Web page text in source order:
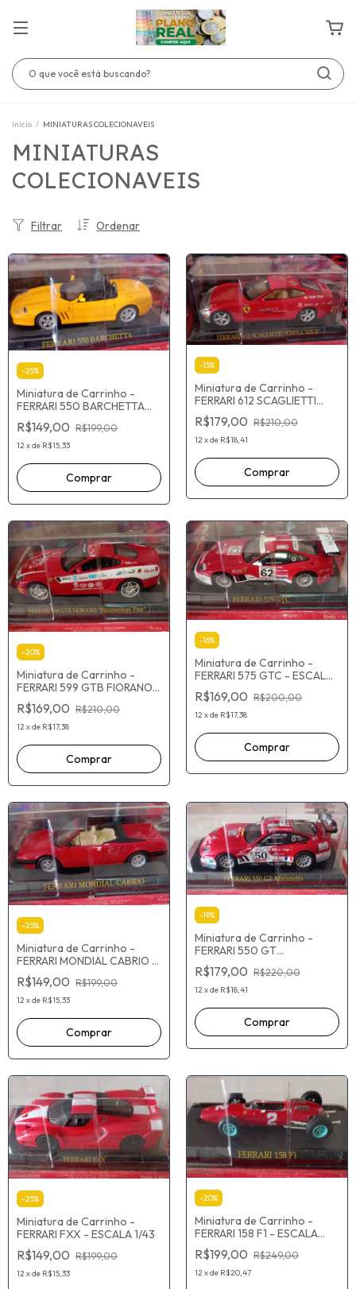
Início / MINIATURAS COLECIONAVEIS
MINIATURAS
COLECIONAVEIS
Ordenar
Filtrar
-25%
Miniatura de Carrinho -
FERRARI 550 BARCHETTA
Rop a cor e as rodas 1/43
R$149,00 R$199,00
12 xde R$15,33
-15%
Miniatura de Carrinho -
FERRARI 612 SCAGLIETTI
"CHINA TOUR - ESCALA 1:43
R$179,00 R$210,00
12 xde R$18,41
-20%
Miniatura de Carrinho -
FERRARI 599 GTB FIORANO =
PANAMERICAN TOR -
ESCALA 1/43
R$169,00 R$210,00
12 xde R$17,38
-16%
Miniatura de Carrinho -
FERRARI 575 GTC - ESCALA
1/43
R$169,00 R$200,00
12 xde R$17,38
-25%
Miniatura de Carrinho -
FERRARI MONDIAL CABRIO -
ESCALA 1/43
R$149,00 R$199,00
12 xde R$15,33
-19%
Miniatura de Carrinho -
FERRARI 550 GT
MARANELLO - ESCALA 1/43
R$179,00 R$220,00
12 xde R$18,41
-25%
Miniatura de Carrinho -
FERRARI FXX - ESCALA 1/43
R$149,00 R$199,00
12 xde R$15,33
-20%
Miniatura de Carrinho -
FERRARI 158 F1 - ESCALA
1/43 Vermelho - Novo
R$199,00 R$249,00
12 xde R$20,47